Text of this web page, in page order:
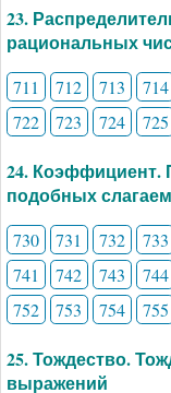
23.
рациональных
711 712 713 714
722
723 724 725
24. Коэффициент.
подобных
730 731 732 733
741
742 743 744
752
753 754 755
25. Тождество.
выражений